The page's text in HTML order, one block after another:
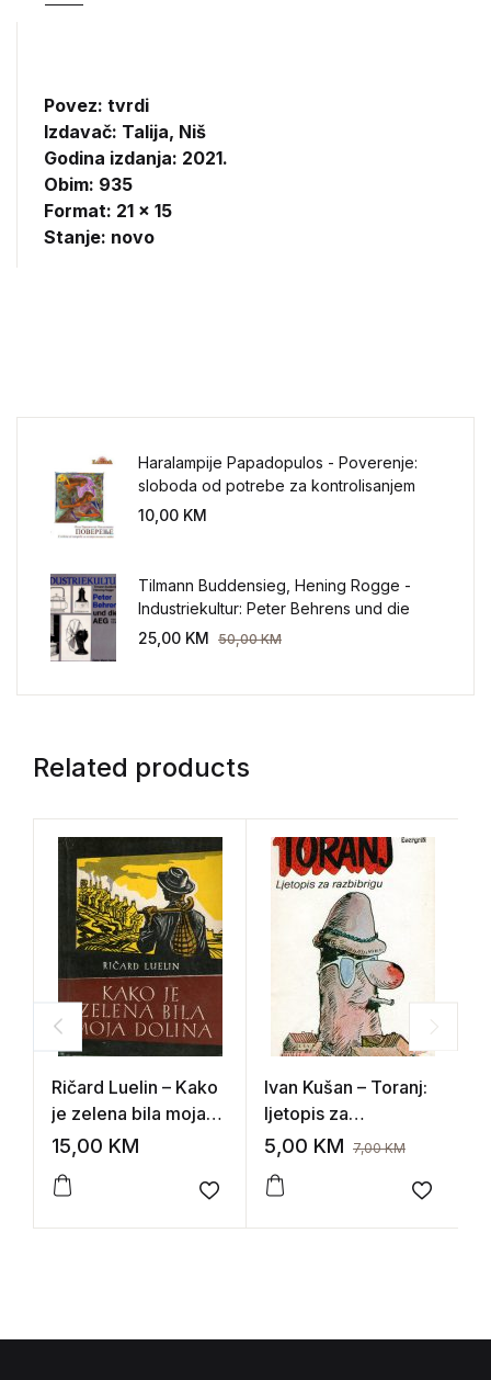
Povez: tvrdi
Izdavač: Talija, Niš
Godina izdanja: 2021.
Obim: 935
Format: 21 x 15
Stanje: novo
Haralampije Papadopulos - Poverenje:
sloboda od potrebe za kontrolisanjem
sveta
10,00 KM
Tilmann Buddensieg, Hening Rogge -
Industriekultur: Peter Behrens und die
AEG 1907-1914.
25,00 KM 50,00KM
Related products
Ričard Luelin – Kako
je zelena bila moja
dolina
15,00 KM
Add to wishlist
Ivan Kušan – Toranj:
ljetopis za
razbribrigu
5,00 KM 7,00KM
Add to